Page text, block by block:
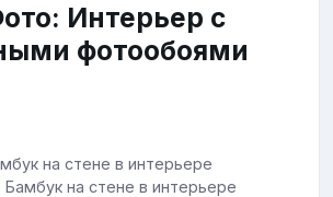
Интерьер с
фотообоями
на стене в интерьере